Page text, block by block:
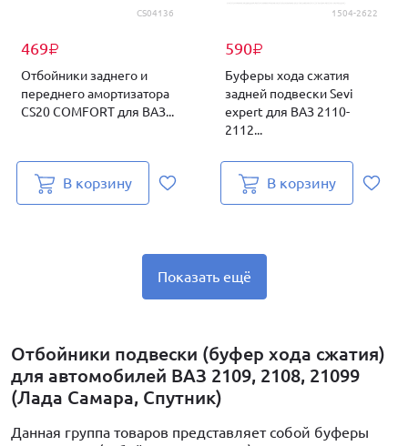
CS04136
469₽
Отбойники заднего и
переднего амортизатора
CS20 COMFORT для ВАЗ...
В корзину
1504-2622
590₽
Буферы хода сжатия
задней подвески Sevi
expert для ВАЗ 2110-
2112...
В корзину
Показать ещё
Отбойники подвески (буфер хода сжатия)
для автомобилей ВАЗ 2109, 2108, 21099
(Лада Самара, Спутник)
Данная группа товаров представляет собой буферы